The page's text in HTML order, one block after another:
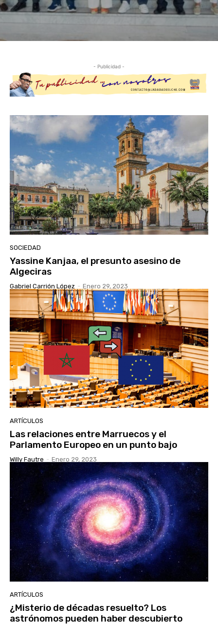
- Publicidad -
SOCIEDAD
Yassine Kanjaa, el presunto asesino de
Algeciras
Gabriel Carrión López - Enero 29, 2023
ARTÍCULOS
Las relaciones entre Marruecos y el
Parlamento Europeo en un punto bajo
Willy Fautre - Enero 29, 2023
ARTÍCULOS
¿Misterio de décadas resuelto? Los
astrónomos pueden haber descubierto